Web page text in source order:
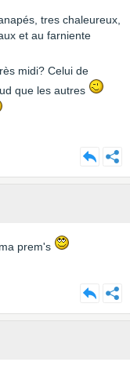
tres chaleureux,
et au farniente
midi? Celui de
que les autres
prem's